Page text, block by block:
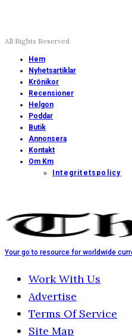
All Rights Reserved
Hem
Nyhetsartiklar
Krönikor
Recensioner
Helgon
Poddar
Butik
Annonsera
Kontakt
Om Km
Integritetspolicy
Your go to resource for worldwide
Work With Us
Advertise
Terms Of Service
Site Map